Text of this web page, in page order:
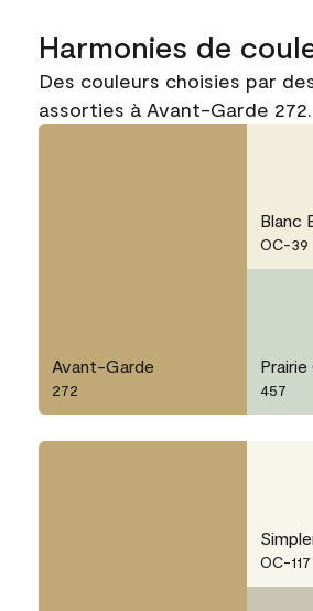
Harmonies de
Des couleurs choisies par
assorties à Avant-Garde 272.
Avant-Garde
272
Blanc
OC-39
457
OC-117